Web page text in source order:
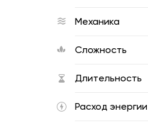
Механика
Сложность
Длительность
Расход энергии